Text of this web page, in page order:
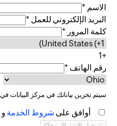
الاسم *
البريد الإلكتروني للعمل *
كلمة المرور *
+1
رقم الهاتف *
سيتم تخزين بياناتك في مركز البيانات في
أوافق على شروط الخدمة و